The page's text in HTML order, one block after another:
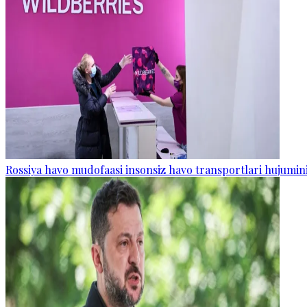
Rossiya havo mudofaasi insonsiz havo transportlari